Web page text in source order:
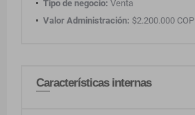
Tipo de negocio: Venta
Valor Administración: $2.200.000 COP
Características internas